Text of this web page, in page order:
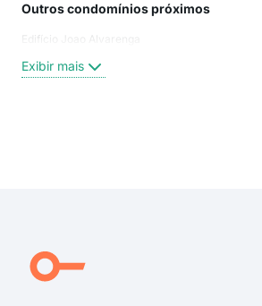
Outros condomínios próximos
Edifício Joao Alvarenga
Exibir mais